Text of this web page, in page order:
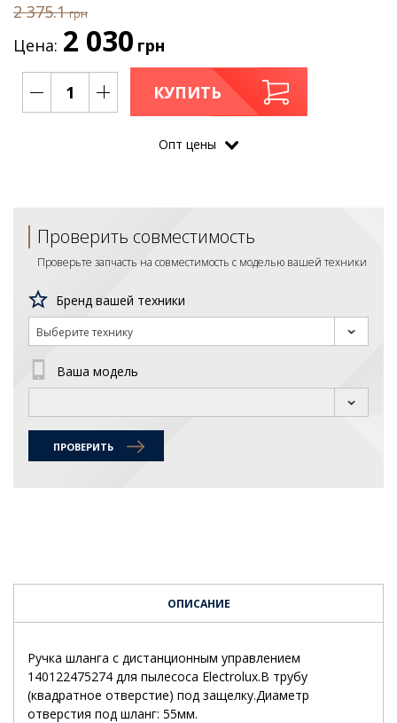
2 375.1 грн
Цена: 2 030 грн
КУПИТЬ
Опт цены
Проверить совместимость
Проверьте запчасть на совместимость с моделью вашей техники
Бренд вашей техники
Выберите технику
Ваша модель
ПРОВЕРИТЬ
ОПИСАНИЕ
Ручка шланга с дистанционным управлением
140122475274 для пылесоса Electrolux.В трубу
(квадратное отверстие) под защелку.Диаметр
отверстия под шланг: 55мм.